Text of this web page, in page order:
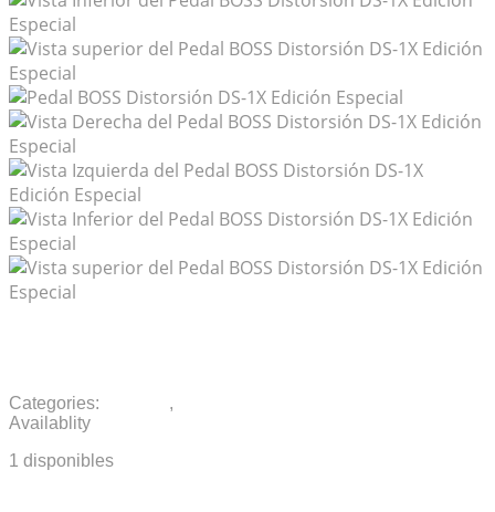
Categories: ,
Availablity
1 disponibles